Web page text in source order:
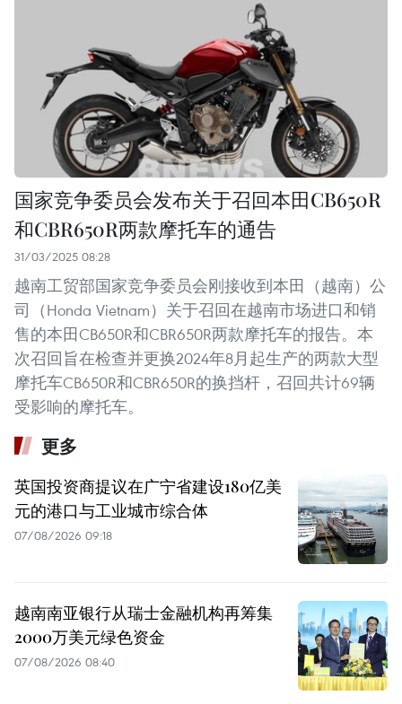
国家竞争委员会发布关于召回本田CB650R
和CBR650R两款摩托车的通告
31/03/2025 08:28
越南工贸部国家竞争委员会刚接收到本田（越南）公
司（Honda Vietnam）关于召回在越南市场进口和销
售的本田CB650R和CBR650R两款摩托车的报告。本
次召回旨在检查并更换2024年8月起生产的两款大型
摩托车CB650R和CBR650R的换挡杆，召回共计69辆
受影响的摩托车。
更多
英国投资商提议在广宁省建设180亿美
元的港口与工业城市综合体
07/08/2026 09:18
越南南亚银行从瑞士金融机构再筹集
2000万美元绿色资金
07/08/2026 08:40